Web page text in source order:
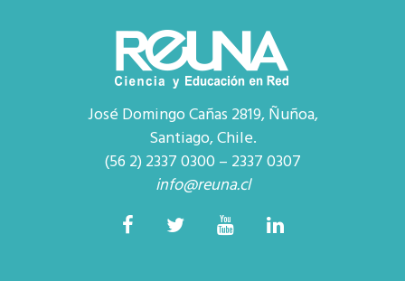
José Domingo Cañas 2819, Ñuñoa,
Santiago, Chile.
(56 2) 2337 0300 – 2337 0307
info@reuna.cl